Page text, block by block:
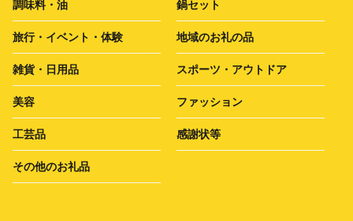
調味料・油 鍋セット
旅行・イベント・体験 地域のお礼の品
雑貨・日用品 スポーツ・アウトドア
美容 ファッション
工芸品 感謝状等
その他のお礼品